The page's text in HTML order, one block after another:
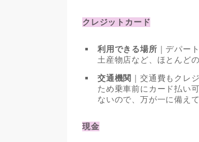
クレジットカード
利用できる場所 ｜デパー
土産物店など、ほとんど
交通機関 ｜交通費もクレ
ため乗車前にカード払い
ないので、万が一に備え
現金